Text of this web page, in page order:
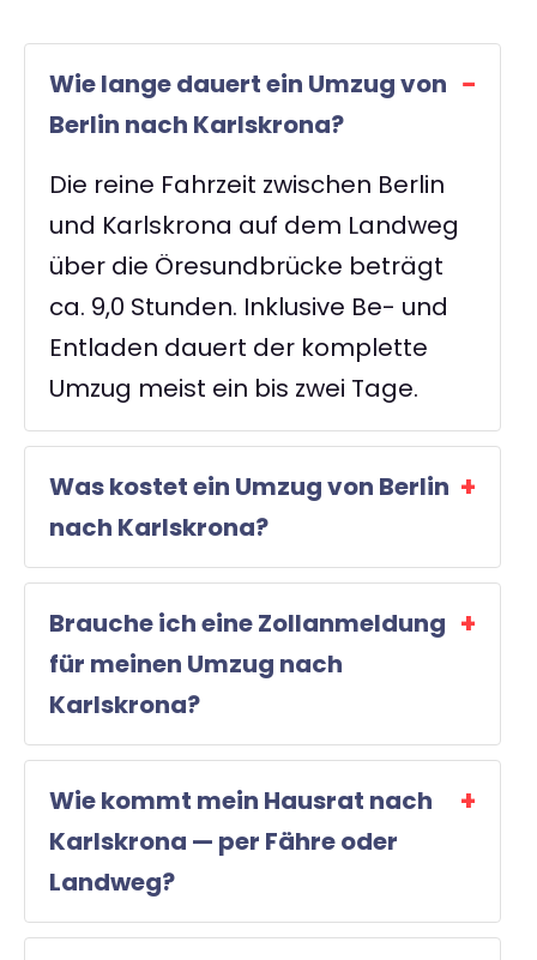
Wie lange dauert ein Umzug von
Berlin nach Karlskrona?
Die reine Fahrzeit zwischen Berlin
und Karlskrona auf dem Landweg
über die Öresundbrücke beträgt
ca. 9,0 Stunden. Inklusive Be- und
Entladen dauert der komplette
Umzug meist ein bis zwei Tage.
Was kostet ein Umzug von Berlin
nach Karlskrona?
Brauche ich eine Zollanmeldung
für meinen Umzug nach
Karlskrona?
Wie kommt mein Hausrat nach
Karlskrona — per Fähre oder
Landweg?